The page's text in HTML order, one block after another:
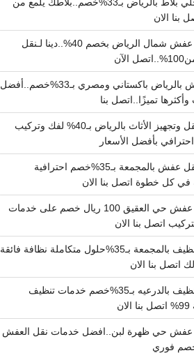
بنا الان
دينا نقل عفش شمال الرياض بخصم 40%..دينا لـنقل
نقل عفش بالرياض باكستاني ومصري بـ33%خصم..أفضل
تميزًا..اتصل بنا
شركة نقل وتجهيز الأثاث بالرياض بـ40% لفك وتركيب
بأفضل الأسعار
شركة نقل عفش بالمجمعة بـ35%خصم احترافية
كل خطوة اتصل بنا الان
دينا نقل عفش حي العقيق 100 ريال خصم على خدمات
اتصل بنا الان
شركة تنظيف بالمجمعة بـ35%حلول متكاملة نظافة فائقة
اتصل بنا الان
شركة تنظيف بالدرعيه بـ35%خصم خدمات تنظيف
عفش حي ظهرة لبن..افضل خدمات نقل العفش